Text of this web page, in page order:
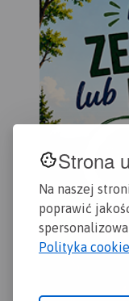
Strona
Na naszej
poprawić
Polityka